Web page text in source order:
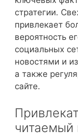
стратегии.
привлекает
вероятность
социальных
новостями и
а также
сайте.
читаемый